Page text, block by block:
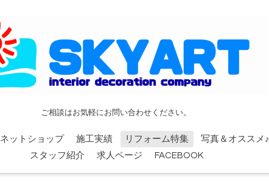
ご相談はお気軽にお問い合わせください。
ネットショップ 施工実績 リフォーム特集 写真＆オススメ♪
スタッフ紹介
求人ページ FACEBOOK